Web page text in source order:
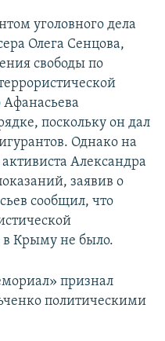
уголовного дела
Олега Сенцова,
свободы по
поскольку он дал
Однако на
Александра
заявив о
сообщил, что
в Крыму не было.
признал
политическими